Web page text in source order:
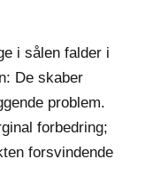
i sålen falder i
De skaber
problem.
forbedring;
forsvindende